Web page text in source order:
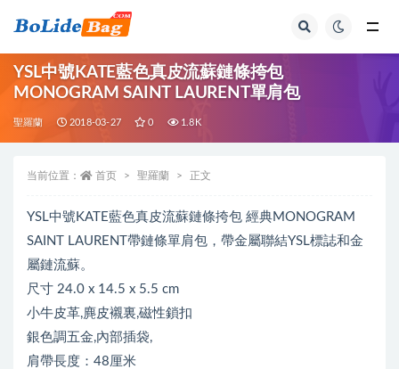
YSL中號KATE藍色真皮流蘇鏈條挎包
MONOGRAM SAINT LAURENT單肩包
聖羅蘭 2018-03-27 0 1.8K
当前位置： 首页 聖羅蘭 正文
YSL中號KATE藍色真皮流蘇鏈條挎包 經典MONOGRAM
SAINT LAURENT帶鏈條單肩包，帶金屬聯結YSL標誌和金
屬鏈流蘇。
尺寸 24.0 x 14.5 x 5.5 cm
小牛皮革,麂皮襯裏,磁性鎖扣
銀色調五金,內部插袋,
肩帶長度：48厘米